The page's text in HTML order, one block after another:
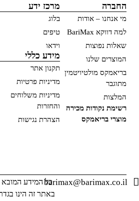
החברה
מי אנחנו – אודות
למה דווקא BariMax
שאלות נפוצות
המוצרים שלנו
בריאמקס מולטיויטמין
מתוגבר
המלצות
רשימת נקודות מכירה
מוצרי בריאמקס
מרכז ידע
בלוג
טיפים
וידאו
מידע כללי
תקנון אתר
מדיניות פרטיות
מדיניות משלוחים
והחזרות
הצהרת נגישות
barimax@barimax.co.ilכל המידע המובא
באתר זה הינו בגדר